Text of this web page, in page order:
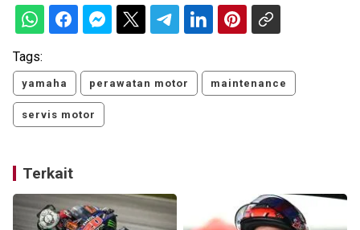
Tags:
yamaha perawatan motor maintenance
servis motor
Terkait